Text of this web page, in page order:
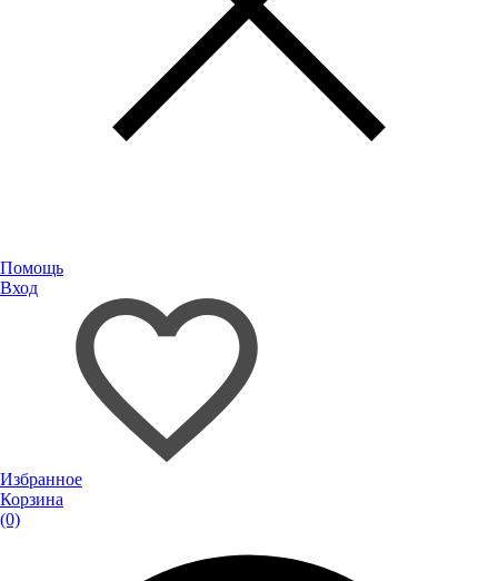
Помощь
Вход
Избранное
Корзина
(0)